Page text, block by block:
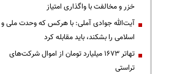
خزر و مخالفت با واگذاری امتیاز
آیت‌الله جوادی آملی: با هرکس که وحدت ملی و
اسلامی را بشکند، باید مقابله کرد
تهاتر ۱۶۷۳ میلیارد تومان از اموال شرکت‌های
تراستی